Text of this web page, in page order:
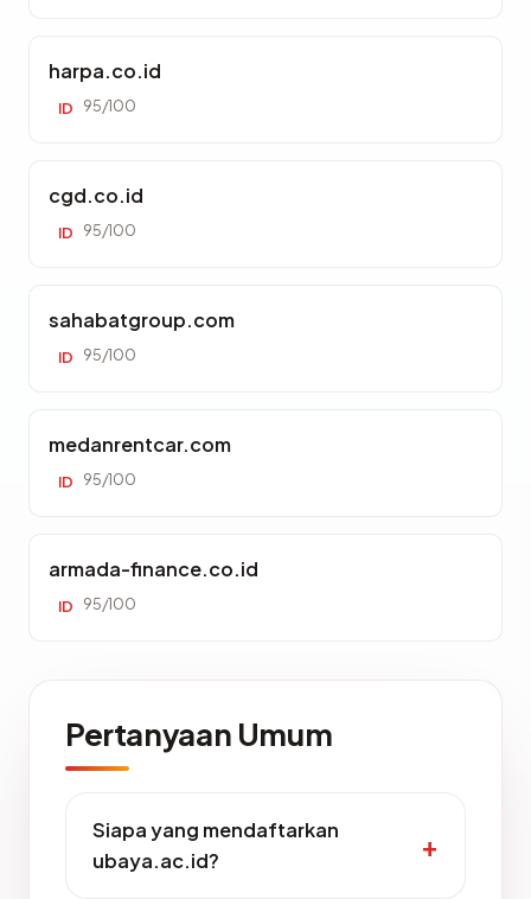
harpa.co.id
ID 95/100
cgd.co.id
ID 95/100
sahabatgroup.com
ID 95/100
medanrentcar.com
ID 95/100
armada-finance.co.id
ID 95/100
Pertanyaan Umum
Siapa yang mendaftarkan
ubaya.ac.id?